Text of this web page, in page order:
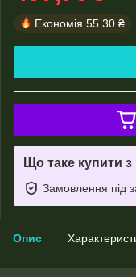
Економія 55.30 ₴
Що таке купити
Замовлення під
Опис